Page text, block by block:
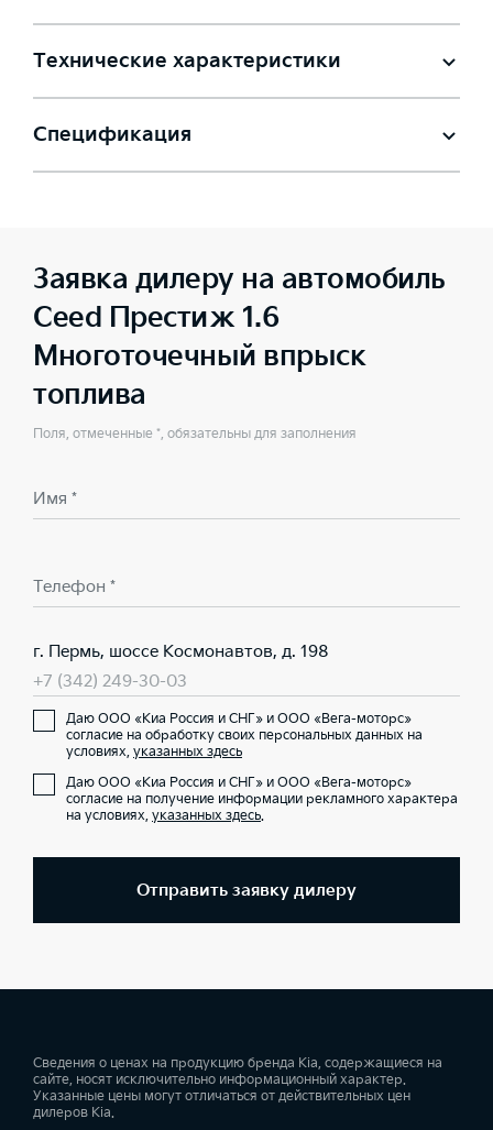
Технические характеристики
Спецификация
Заявка дилеру на автомобиль
Ceed Престиж 1.6
Многоточечный впрыск
топлива
Поля, отмеченные *, обязательны для заполнения
Имя *
Телефон *
г. Пермь, шоссе Космонавтов, д. 198
+7 (342) 249-30-03
Даю ООО «Киа Россия и СНГ» и ООО «Вега-моторс»
согласие на обработку своих персональных данных на
условиях, указанных здесь
Даю ООО «Киа Россия и СНГ» и ООО «Вега-моторс»
согласие на получение информации рекламного характера
на условиях, указанных здесь.
Отправить заявку дилеру
Сведения о ценах на продукцию бренда Kia, содержащиеся на
сайте, носят исключительно информационный характер.
Указанные цены могут отличаться от действительных цен
дилеров Kia.